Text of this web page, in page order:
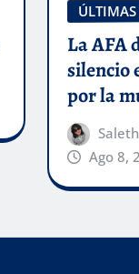
La AFA
silencio
por la
Ago 8,